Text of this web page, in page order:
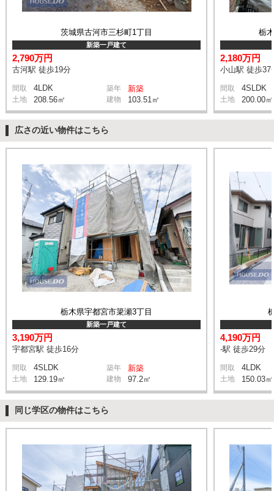
茨城県古河市三杉町1丁目
新築一戸建て
2,790万円
古河駅 徒歩19分
間取 4LDK 築年 新築
土地 208.56㎡ 建物 103.51㎡
栃
2,180万円
小山駅 徒歩37
間取 4SLDK
土地 200.00㎡
広さの近い物件はこちら
栃木県宇都宮市簗瀬3丁目
新築一戸建て
3,190万円
宇都宮駅 徒歩16分
間取 4SLDK 築年 新築
土地 129.19㎡ 建物 97.2㎡
4,190万円
-駅 徒歩29分
間取 4LDK
土地 150.03㎡
同じ学区の物件はこちら